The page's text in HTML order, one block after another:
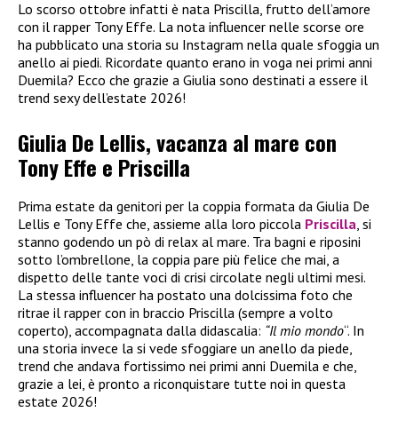
Lo scorso ottobre infatti è nata Priscilla, frutto dell’amore
con il rapper Tony Effe. La nota influencer nelle scorse ore
ha pubblicato una storia su Instagram nella quale sfoggia un
anello ai piedi. Ricordate quanto erano in voga nei primi anni
Duemila? Ecco che grazie a Giulia sono destinati a essere il
trend sexy dell’estate 2026!
Giulia De Lellis, vacanza al mare con
Tony Effe e Priscilla
Prima estate da genitori per la coppia formata da Giulia De
Lellis e Tony Effe che, assieme alla loro piccola Priscilla, si
stanno godendo un pò di relax al mare. Tra bagni e riposini
sotto l’ombrellone, la coppia pare più felice che mai, a
dispetto delle tante voci di crisi circolate negli ultimi mesi.
La stessa influencer ha postato una dolcissima foto che
ritrae il rapper con in braccio Priscilla (sempre a volto
coperto), accompagnata dalla didascalia: “Il mio mondo“. In
una storia invece la si vede sfoggiare un anello da piede,
trend che andava fortissimo nei primi anni Duemila e che,
grazie a lei, è pronto a riconquistare tutte noi in questa
estate 2026!